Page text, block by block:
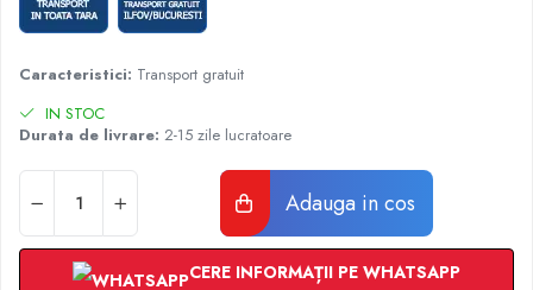
Radiatoare Otel Vogel&Noot
Radiatoare Otel Korado
Radiatoare de Baie Purmo Banga
Detectoare
Detectoare de gaz si electrovalve
Automatizari centrala termica
Stabilizatoare de tensiune
Caracteristici: Transport gratuit
IN STOC
Durata de livrare: 2-15 zile lucratoare
Adauga in cos
CERE INFORMAȚII PE WHATSAPP